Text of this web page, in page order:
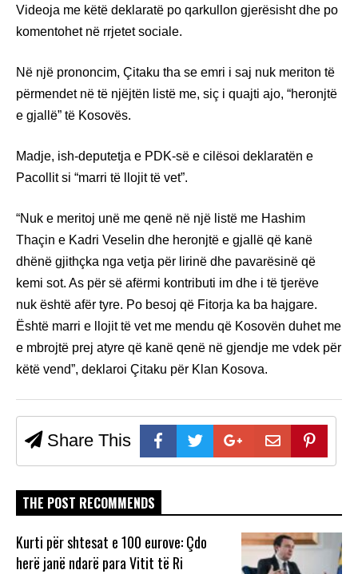
Videoja me këtë deklaratë po qarkullon gjerësisht dhe po
komentohet në rrjetet sociale.
Në një prononcim, Çitaku tha se emri i saj nuk meriton të
përmendet në të njëjtën listë me, siç i quajti ajo, “heronjtë
e gjallë” të Kosovës.
Madje, ish-deputetja e PDK-së e cilësoi deklaratën e
Pacollit si “marri të llojit të vet”.
“Nuk e meritoj unë me qenë në një listë me Hashim
Thaçin e Kadri Veselin dhe heronjtë e gjallë që kanë
dhënë gjithçka nga vetja për lirinë dhe pavarësinë që
kemi sot. As për së afërmi kontributi im dhe i të tjerëve
nuk është afër tyre. Po besoj që Fitorja ka ba hajgare.
Është marri e llojit të vet me mendu që Kosovën duhet me
e mbrojtë prej atyre që kanë qenë në gjendje me vdek për
këtë vend”, deklaroi Çitaku për Klan Kosova.
Share This
THE POST RECOMMENDS
Kurti për shtesat e 100 eurove: Çdo
herë janë ndarë para Vitit të Ri